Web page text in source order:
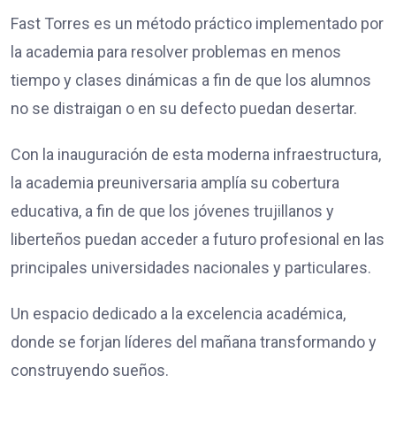
Fast Torres es un método práctico implementado por
la academia para resolver problemas en menos
tiempo y clases dinámicas a fin de que los alumnos
no se distraigan o en su defecto puedan desertar.
Con la inauguración de esta moderna infraestructura,
la academia preuniversaria amplía su cobertura
educativa, a fin de que los jóvenes trujillanos y
liberteños puedan acceder a futuro profesional en las
principales universidades nacionales y particulares.
Un espacio dedicado a la excelencia académica,
donde se forjan líderes del mañana transformando y
construyendo sueños.